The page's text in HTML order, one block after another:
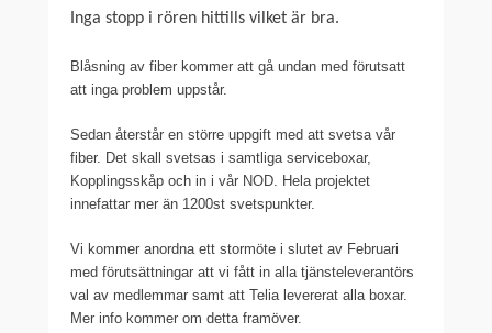
Inga stopp i rören hittills vilket är bra.
Blåsning av fiber kommer att gå undan med förutsatt
att inga problem uppstår.
Sedan återstår en större uppgift med att svetsa vår
fiber. Det skall svetsas i samtliga serviceboxar,
Kopplingsskåp och in i vår NOD. Hela projektet
innefattar mer än 1200st svetspunkter.
Vi kommer anordna ett stormöte i slutet av Februari
med förutsättningar att vi fått in alla tjänsteleverantörs
val av medlemmar samt att Telia levererat alla boxar.
Mer info kommer om detta framöver.